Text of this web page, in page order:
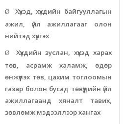
Ø
Хүүхэд, хүүхдийн байгууллагын
ажил, үйл ажиллагааг олон
нийтэд хүргэх
Ø
Хүүхдийн зуслан, хүүхэд харах
төв, асрамж халамж, өдөр
өнжүүлэх төв, цахим тоглоомын
газар болон бусад төвүүдийн үйл
ажиллагаанд хяналт тавих,
зөвлөмж мэдээллээр хангах